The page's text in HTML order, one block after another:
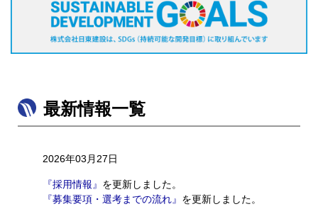
最新情報一覧
2026年03月27日
『採用情報』 を更新しました。
『募集要項・選考までの流れ』 を更新しました。